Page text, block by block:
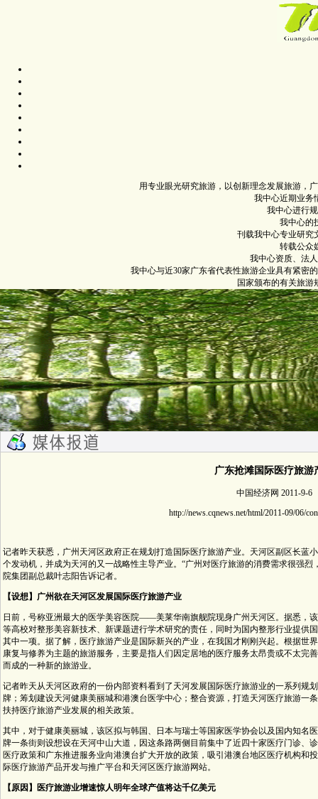
用专业眼光研究旅游，以创新理念发展旅游，
我中心近期业务
我中心进行
我中心的
刊载我中心专业研究
转载公众
我中心资质、法
我中心与近30家广东省代表性旅游企业具有紧密
国家颁布的有关旅游
广东抢滩国际医疗旅游
中国经济网 2011-9-6
http://news.cqnews.net/html/2011-09/06/
记者昨天获悉，广州天河区政府正在规划打造国际医疗旅游产业。天河区副区长蓝
个发动机，并成为天河的又一战略性主导产业。“广州对医疗旅游的消费需求很强
院集团副总裁叶志阳告诉记者。
【设想】广州欲在天河区发展国际医疗旅游产业
日前，号称亚洲最大的医学美容医院――美莱华南旗舰院现身广州天河区。据悉，
等高校对整形美容新技术、新课题进行学术研究的责任，同时为国内整形行业提供
其中一项。据了解，医疗旅游产业是国际新兴的产业，在我国才刚刚兴起。根据世
康复与修养为主题的旅游服务，主要是指人们因定居地的医疗服务太昂贵或不太完
而成的一种新的旅游业。
记者昨天从天河区政府的一份内部资料看到了天河发展国际医疗旅游业的一系列规
牌；筹划建设天河健康美丽城和港澳台医学中心；整合资源，打造天河医疗旅游一
扶持医疗旅游产业发展的相关政策。
其中，对于健康美丽城，该区拟与韩国、日本与瑞士等国家医学协会以及国内知名
牌一条街则设想设在天河中山大道，因这条路两侧目前集中了近四十家医疗门诊、
医疗政策和广东推进服务业向港澳台扩大开放的政策，吸引港澳台地区医疗机构和
际医疗旅游产品开发与推广平台和天河区医疗旅游网站。
【原因】医疗旅游业增速惊人明年全球产值将达千亿美元